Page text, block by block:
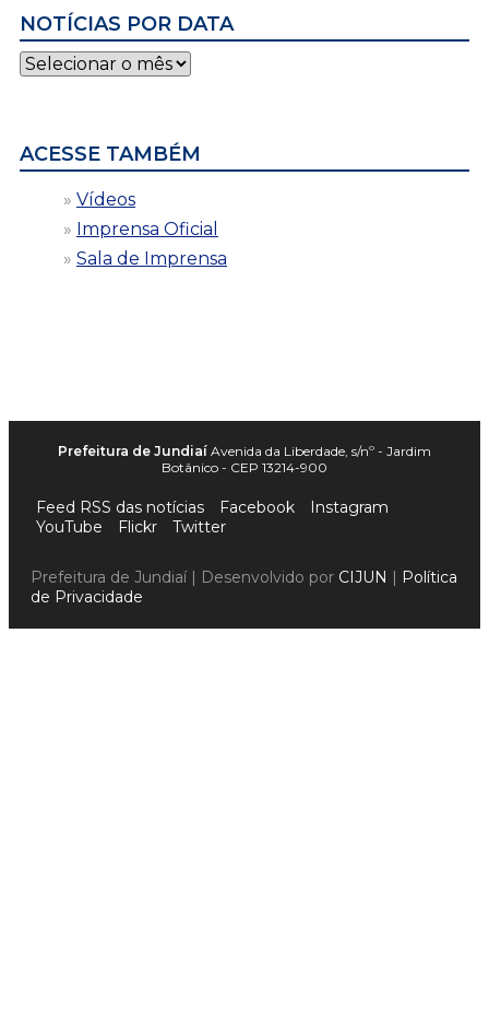
NOTÍCIAS POR DATA
Notícias
por
ACESSE TAMBÉM
Vídeos
Imprensa Oficial
Sala de Imprensa
Prefeitura de Jundiaí Avenida da Liberdade, s/nº - Jardim
Botânico - CEP 13214-900
Feed RSS das notícias Facebook
Instagram
YouTube
Flickr Twitter
Prefeitura de Jundiaí | Desenvolvido por CIJUN | Política
de Privacidade